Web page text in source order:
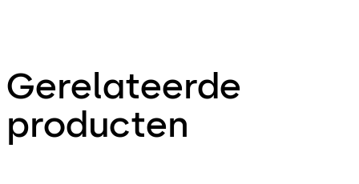
Gerelateerde
producten